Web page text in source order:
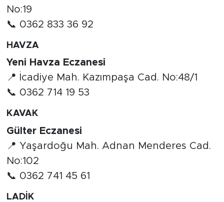
No:19
📞 0362 833 36 92
HAVZA
Yeni Havza Eczanesi
📍 İcadiye Mah. Kazımpaşa Cad. No:48/1
📞 0362 714 19 53
KAVAK
Gülter Eczanesi
📍 Yaşardoğu Mah. Adnan Menderes Cad.
No:102
📞 0362 741 45 61
LADİK